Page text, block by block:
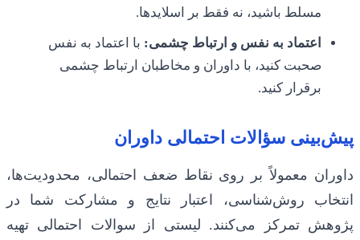
مسلط باشید، نه فقط بر اسلایدها.
اعتماد به نفس و ارتباط چشمی: با اعتماد به نفس
صحبت کنید، با داوران و مخاطبان ارتباط چشمی
برقرار کنید.
پیش‌بینی سؤالات احتمالی داوران
داوران معمولاً بر روی نقاط ضعف احتمالی، محدودیت‌ها،
انتخاب روش‌شناسی، اعتبار نتایج و مشارکت شما در
پژوهش تمرکز می‌کنند. لیستی از سوالات احتمالی تهیه